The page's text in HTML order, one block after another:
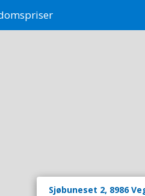
Sjøbuneset 2, 8986